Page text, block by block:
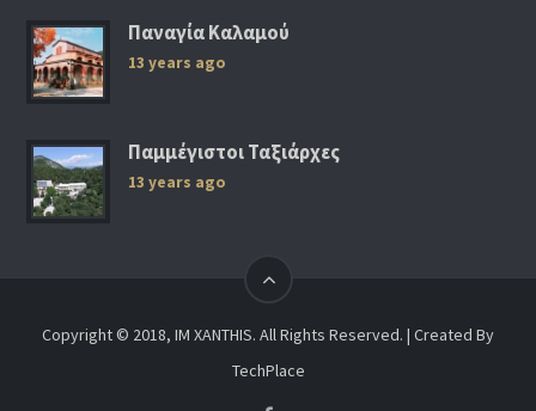
Παναγία Καλαμού
13 years ago
Παμμέγιστοι Ταξιάρχες
13 years ago
Copyright © 2018, IM XANTHIS. All Rights Reserved. | Created By
TechPlace